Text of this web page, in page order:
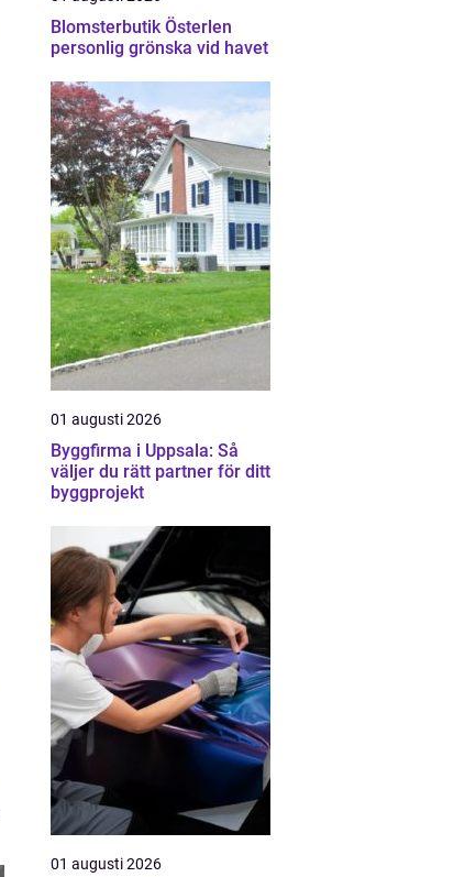
Blomsterbutik Österlen
personlig grönska vid havet
01 augusti 2026
Byggfirma i Uppsala: Så
väljer du rätt partner för ditt
byggprojekt
01 augusti 2026